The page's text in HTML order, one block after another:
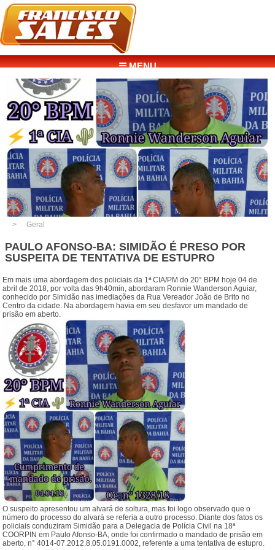
☰ MENU
Geral
PAULO AFONSO-BA: SIMIDÃO É PRESO POR
SUSPEITA DE TENTATIVA DE ESTUPRO
Em mais uma abordagem dos policiais da 1ª CIA/PM do 20° BPM hoje 04 de
abril de 2018, por volta das 9h40min, abordaram Ronnie Wanderson Aguiar,
conhecido por Simidão nas imediações da Rua Vereador João de Brito no
Centro da cidade. Na abordagem havia em seu desfavor um mandado de
prisão em aberto.
O suspeito apresentou um alvará de soltura, mas foi logo observado que o
número do processo do alvará se referia a outro processo. Diante dos fatos os
policiais conduziram Simidão para a Delegacia de Polícia Civil na 18ª
COORPIN em Paulo Afonso-BA, onde foi confirmado o mandado de prisão em
aberto, n° 4014-07.2012.8.05.0191.0002, referente a uma tentativa de estupro.